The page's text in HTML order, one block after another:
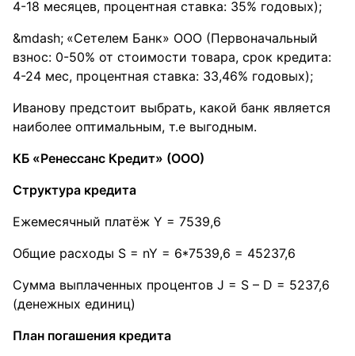
4-18 месяцев, процентная ставка: 35% годовых);
«Сетелем Банк» ООО (Первоначальный
взнос: 0-50% от стоимости товара, срок кредита:
4-24 мес, процентная ставка: 33,46% годовых);
Иванову предстоит выбрать, какой банк является
наиболее оптимальным, т.е выгодным.
КБ «Ренессанс Кредит» (ООО)
Структура кредита
Ежемесячный платёж Y = 7539,6
Общие расходы S = nY = 6*7539,6 = 45237,6
Сумма выплаченных процентов J = S – D = 5237,6
(денежных единиц)
План погашения кредита